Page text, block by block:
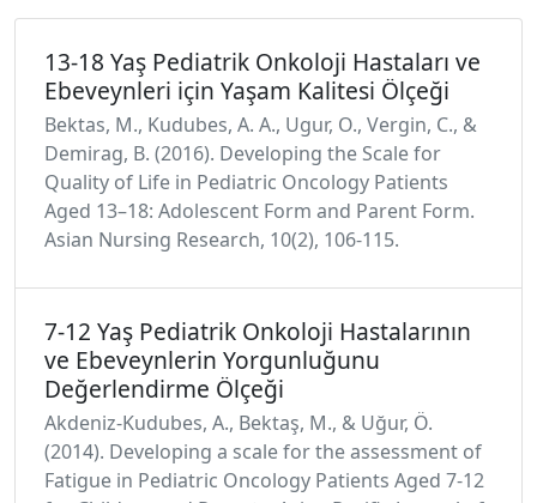
13-18 Yaş Pediatrik Onkoloji Hastaları ve
Ebeveynleri için Yaşam Kalitesi Ölçeği
Bektas, M., Kudubes, A. A., Ugur, O., Vergin, C., &
Demirag, B. (2016). Developing the Scale for
Quality of Life in Pediatric Oncology Patients
Aged 13–18: Adolescent Form and Parent Form.
Asian Nursing Research, 10(2), 106-115.
7-12 Yaş Pediatrik Onkoloji Hastalarının
ve Ebeveynlerin Yorgunluğunu
Değerlendirme Ölçeği
Akdeniz-Kudubes, A., Bektaş, M., & Uğur, Ö.
(2014). Developing a scale for the assessment of
Fatigue in Pediatric Oncology Patients Aged 7-12